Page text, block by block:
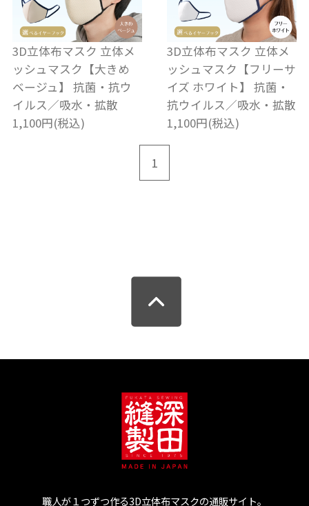
3D立体布マスク 立体メ
ッシュマスク【大きめ
ベージュ】 抗菌・抗ウ
イルス／吸水・拡散
1,100円(税込)
3D立体布マスク 立体メ
ッシュマスク【フリーサ
イズ ホワイト】 抗菌・
抗ウイルス／吸水・拡散
1,100円(税込)
1
職人が１つずつ作る3D立体布マスクの通販サイト。